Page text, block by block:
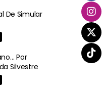
De Simular
Por
Silvestre